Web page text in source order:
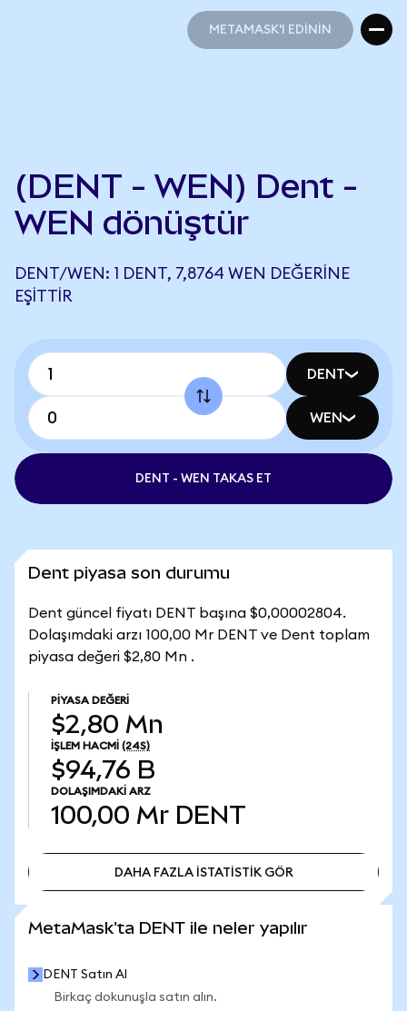
METAMASK'I EDİNİN
(DENT - WEN) Dent -
WEN dönüştür
DENT/WEN: 1 DENT, 7,8764 WEN DEĞERINE
EŞITTIR
DENT
WEN
DENT - WEN TAKAS ET
Dent piyasa son durumu
Dent güncel fiyatı DENT başına $0,00002804.
Dolaşımdaki arzı 100,00 Mr DENT ve Dent toplam
piyasa değeri $2,80 Mn .
PIYASA DEĞERI
$2,80 Mn
İŞLEM HACMI (24S)
$94,76 B
DOLAŞIMDAKI ARZ
100,00 Mr DENT
DAHA FAZLA İSTATİSTİK GÖR
MetaMask'ta DENT ile neler yapılır
DENT Satın Al
Birkaç dokunuşla satın alın.